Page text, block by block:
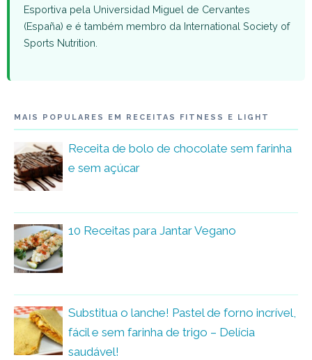
Esportiva pela Universidad Miguel de Cervantes
(España) e é também membro da International Society of
Sports Nutrition.
MAIS POPULARES EM RECEITAS FITNESS E LIGHT
Receita de bolo de chocolate sem farinha
e sem açúcar
10 Receitas para Jantar Vegano
Substitua o lanche! Pastel de forno incrível,
fácil e sem farinha de trigo – Delícia
saudável!